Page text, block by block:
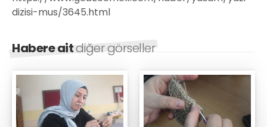
dizisi-mus/3645.html
Habere aitdiğer görseller